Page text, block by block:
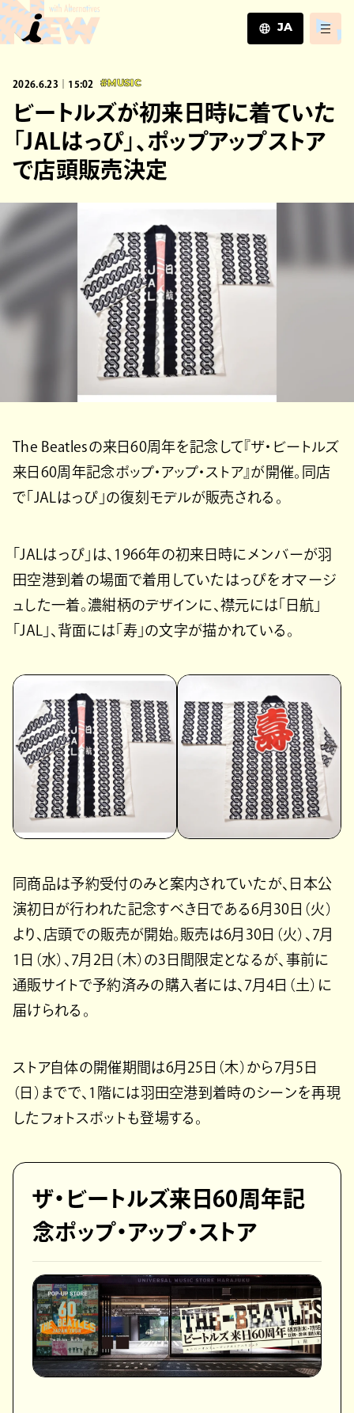
JA
ZH
2026.6.23｜15:02 #MUSIC
ビートルズが初来日時に着ていた
「JALはっぴ」、ポップアップストア
で店頭販売決定
The Beatlesの来日60周年を記念して『ザ・ビートルズ
来日60周年記念ポップ・アップ・ストア』が開催。同店
で「JALはっぴ」の復刻モデルが販売される。
「JALはっぴ」は、1966年の初来日時にメンバーが羽
田空港到着の場面で着用していたはっぴをオマージ
ュした一着。濃紺柄のデザインに、襟元には「日航」
「JAL」、背面には「寿」の文字が描かれている。
同商品は予約受付のみと案内されていたが、日本公
演初日が行われた記念すべき日である6月30日（火）
より、店頭での販売が開始。販売は6月30日（火）、7月
1日（水）、7月2日（木）の3日間限定となるが、事前に
通販サイトで予約済みの購入者には、7月4日（土）に
届けられる。
ストア自体の開催期間は6月25日（木）から7月5日
（日）までで、1階には羽田空港到着時のシーンを再現
したフォトスポットも登場する。
ザ・ビートルズ来日60周年記
念ポップ・アップ・ストア